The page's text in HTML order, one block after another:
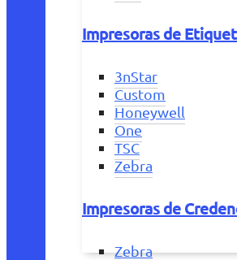
Impresoras de
3nStar
Custom
Honeywell
One
TSC
Zebra
Impresoras de
Zebra